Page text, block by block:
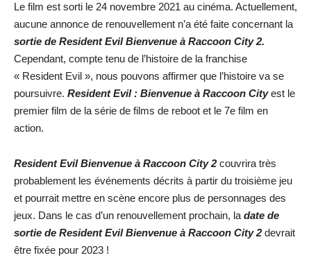
Le film est sorti le 24 novembre 2021 au cinéma. Actuellement,
aucune annonce de renouvellement n’a été faite concernant la
sortie de Resident Evil Bienvenue à Raccoon City 2.
Cependant, compte tenu de l’histoire de la franchise
« Resident Evil », nous pouvons affirmer que l’histoire va se
poursuivre. Resident Evil : Bienvenue à Raccoon Cityest le
premier film de la série de films de reboot et le 7e film en
action.
Resident Evil Bienvenue à Raccoon City 2couvrira très
probablement les événements décrits à partir du troisième jeu
et pourrait mettre en scène encore plus de personnages des
jeux. Dans le cas d’un renouvellement prochain, la date de
sortie de Resident Evil Bienvenue à Raccoon City 2devrait
être fixée pour 2023 !